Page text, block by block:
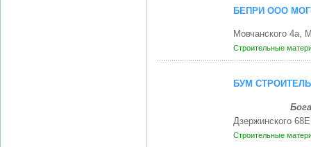
БЕПРИ ООО
Мовчанского
Строительные
БУМ
Дзержинского
Строительные